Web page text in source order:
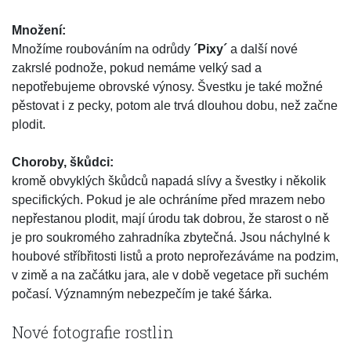
Množení:
Množíme roubováním na odrůdy ´Pixy´ a další nové
zakrslé podnože, pokud nemáme velký sad a
nepotřebujeme obrovské výnosy. Švestku je také možné
pěstovat i z pecky, potom ale trvá dlouhou dobu, než začne
plodit.
Choroby, škůdci:
kromě obvyklých škůdců napadá slívy a švestky i několik
specifických. Pokud je ale ochráníme před mrazem nebo
nepřestanou plodit, mají úrodu tak dobrou, že starost o ně
je pro soukromého zahradníka zbytečná. Jsou náchylné k
houbové stříbřitosti listů a proto neprořezáváme na podzim,
v zimě a na začátku jara, ale v době vegetace při suchém
počasí. Významným nebezpečím je také šárka.
Nové fotografie rostlin